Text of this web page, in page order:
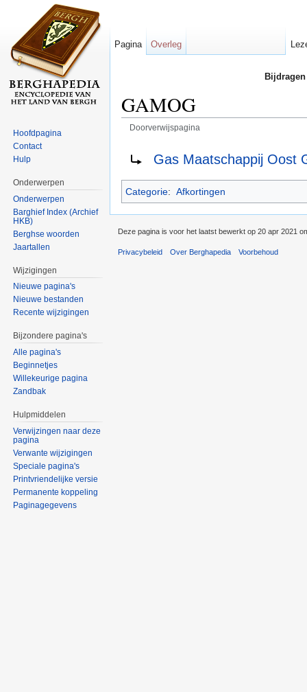
GAMOG
Doorverwijspagina
Gas Maatschappij Oost
Categorie: Afkortingen
Pagina Overleg
Hoofdpagina
Contact
Hulp
Onderwerpen
Onderwerpen
Barghief Index (Archief
HKB)
Berghse woorden
Jaartallen
Wijzigingen
Nieuwe pagina's
Nieuwe bestanden
Recente wijzigingen
Bijzondere pagina's
Alle pagina's
Beginnetjes
Willekeurige pagina
Zandbak
Hulpmiddelen
Verwijzingen naar deze
pagina
Verwante wijzigingen
Speciale pagina's
Printvriendelijke versie
Permanente koppeling
Paginagegevens
Deze pagina is voor het laatst bewerkt op 20 apr 2021
Privacybeleid Over Berghapedia Voorbehoud